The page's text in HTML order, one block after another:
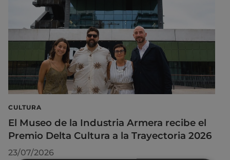
CULTURA
El Museo de la Industria Armera recibe el
Premio Delta Cultura a la Trayectoria 2026
23/07/2026